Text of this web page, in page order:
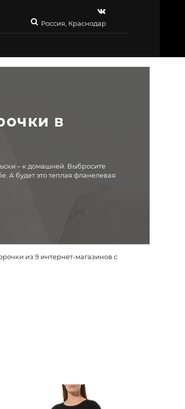
Россия, Краснодар
в
– к домашней. Выбросите
А будет это теплая фланелевая
из 9 интернет-магазинов с